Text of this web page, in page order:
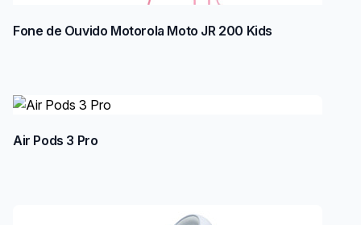
Fone de Ouvido Motorola Moto JR 200 Kids
Air Pods 3 Pro